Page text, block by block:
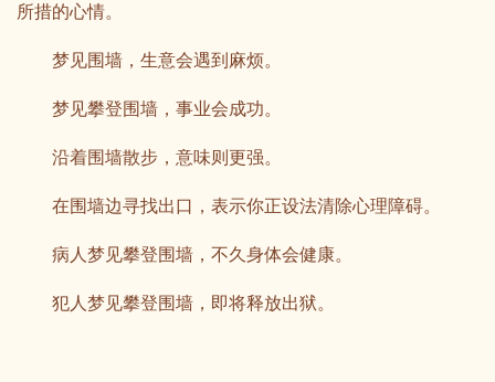
所措的心情。
梦见围墙，生意会遇到麻烦。
梦见攀登围墙，事业会成功。
沿着围墙散步，意味则更强。
在围墙边寻找出口，表示你正设法清除心理障碍。
病人梦见攀登围墙，不久身体会健康。
犯人梦见攀登围墙，即将释放出狱。